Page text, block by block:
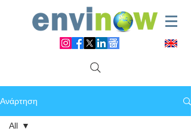
Ανάρτηση
All